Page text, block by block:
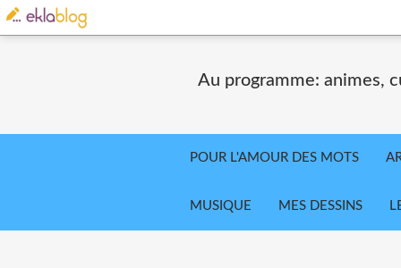
Au programme: animes,
POUR L'AMOUR DES MOTS
MUSIQUE MES DESSINS